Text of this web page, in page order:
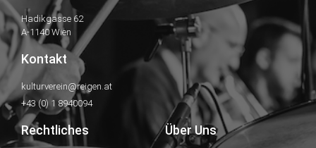
Hadikgasse 62
A-1140 Wien
Kontakt
kulturverein@reigen.at
+43 (0) 1 8940094
Rechtliches Über Uns